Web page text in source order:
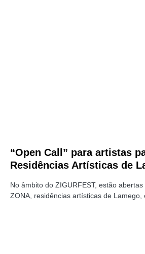
“Open Call” para artistas
Residências Artísticas de
No âmbito do ZIGURFEST, estão
ZONA, residências artísticas de Lamego,